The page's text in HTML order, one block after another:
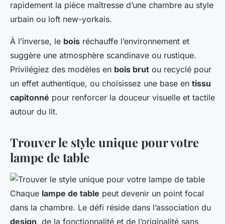
rapidement la pièce maîtresse d’une chambre au style
urbain ou loft new-yorkais.
À l’inverse, le bois réchauffe l’environnement et
suggère une atmosphère scandinave ou rustique.
Privilégiez des modèles en bois brut ou recyclé pour
un effet authentique, ou choisissez une base en tissu
capitonné pour renforcer la douceur visuelle et tactile
autour du lit.
Trouver le style unique pour votre
lampe de table
Chaque lampe de table peut devenir un point focal
dans la chambre. Le défi réside dans l’association du
design, de la fonctionnalité et de l’originalité sans